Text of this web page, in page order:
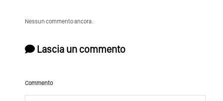
Nessun commento ancora.
Lascia un commento
Commento